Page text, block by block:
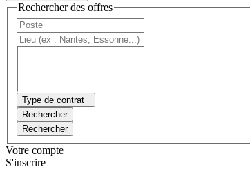
Rechercher des offres
Type de contrat
Rechercher
Rechercher
Votre compte
S'inscrire